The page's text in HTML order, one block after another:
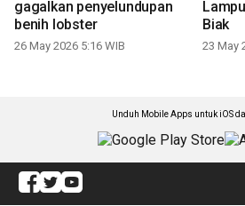
gagalkan penyelundupan
benih lobster
26 May 2026 5:16 WIB
Biak
23 May
Unduh Mobile Apps untuk iOS